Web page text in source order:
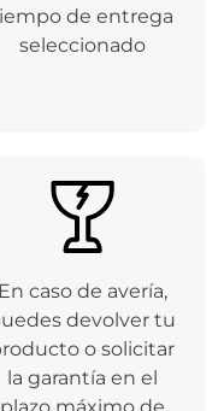
de entrega
seleccionado
En caso de avería,
devolver tu
o solicitar
la garantía en el
plazo máximo de